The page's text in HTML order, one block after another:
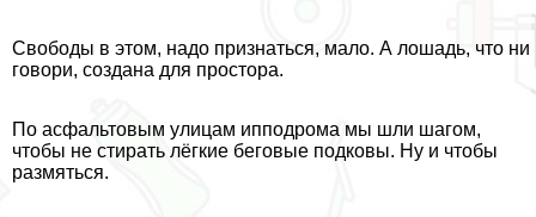
Свободы в этом, надо признаться, мало. А лошадь, что ни
говори, создана для простора.
По асфальтовым улицам ипподрома мы шли шагом,
чтобы не стирать лёгкие беговые подковы. Ну и чтобы
размяться.